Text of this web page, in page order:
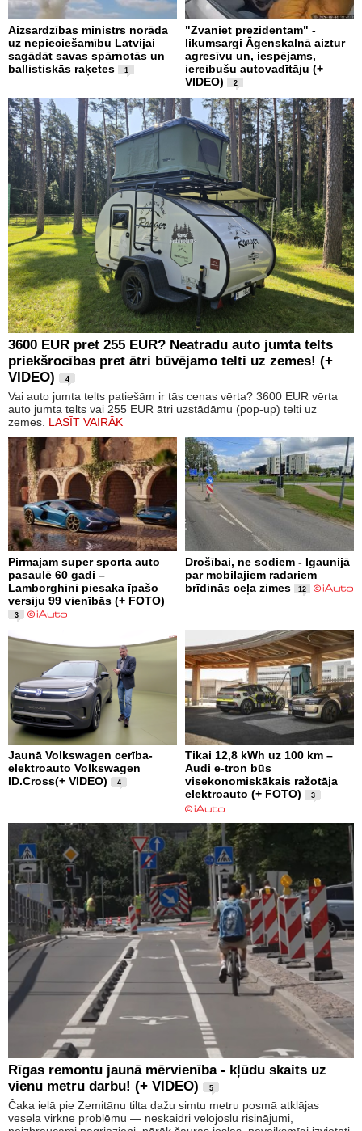
Aizsardzības ministrs norāda
uz nepieciešamību Latvijai
sagādāt savas spārnotās un
ballistiskās raķetes
1
"Zvaniet prezidentam" -
likumsargi Āgenskalnā aiztur
agresīvu un, iespējams,
iereibušu autovadītāju (+
VIDEO)
2
3600 EUR pret 255 EUR? Neatradu auto jumta telts
priekšrocības pret ātri būvējamo telti uz zemes! (+
VIDEO)
4
Vai auto jumta telts patiešām ir tās cenas vērta? 3600 EUR vērta
auto jumta telts vai 255 EUR ātri uzstādāmu (pop-up) telti uz
zemes. LASĪT VAIRĀK
Pirmajam super sporta auto
pasaulē 60 gadi –
Lamborghini piesaka īpašo
versiju 99 vienībās (+ FOTO)
3
Drošībai, ne sodiem - Igaunijā
par mobilajiem radariem
brīdinās ceļa zimes
12
Jaunā Volkswagen cerība-
elektroauto Volkswagen
ID.Cross(+ VIDEO)
4
Tikai 12,8 kWh uz 100 km –
Audi e-tron būs
visekonomiskākais ražotāja
elektroauto (+ FOTO)
3
Rīgas remontu jaunā mērvienība - kļūdu skaits uz
vienu metru darbu! (+ VIDEO)
5
Čaka ielā pie Zemitānu tilta dažu simtu metru posmā atklājas
vesela virkne problēmu — neskaidri velojoslu risinājumi,